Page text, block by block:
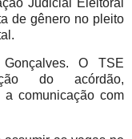
de gênero no pleito
O TSE
do acórdão,
a comunicação com